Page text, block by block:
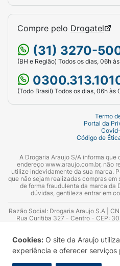
Cookies: O site da Araujo
experiência e oferecer serviços
Compre pelo Drogatel
(31) 3270-
(BH e Região) Todos os dias, 06h
(Todo Brasil) Todos os dias, 06h às
Termo
Portal da
Código de
A Drogaria Araujo S/A informa
endereço www.araujo.com.br, não
utilize indevidamente da sua marca.
que não sejam realizadas compras
de forma fraudulenta da marca da
dúvidas, gentileza entrar em
Razão Social: Drogaria Araujo S.A |
Rua Curitiba 327 - Centro - CEP:
Azevedo Guimarães – CRF 10.965 |
Consultor substituto: Thiago Aguiar
Sanitário: 2025020713 | Autorização